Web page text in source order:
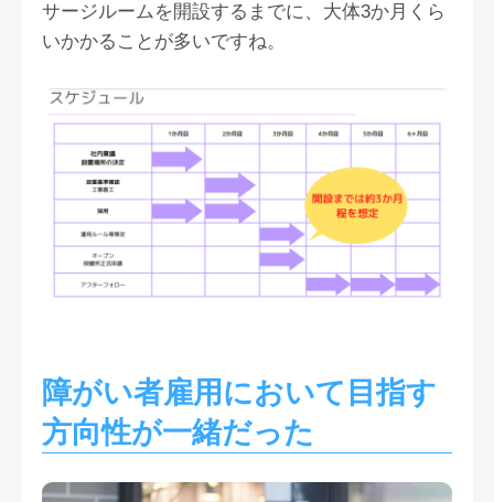
サージルームを開設するまでに、大体3か月くら
いかかることが多いですね。
障がい者雇用において目指す
方向性が一緒だった